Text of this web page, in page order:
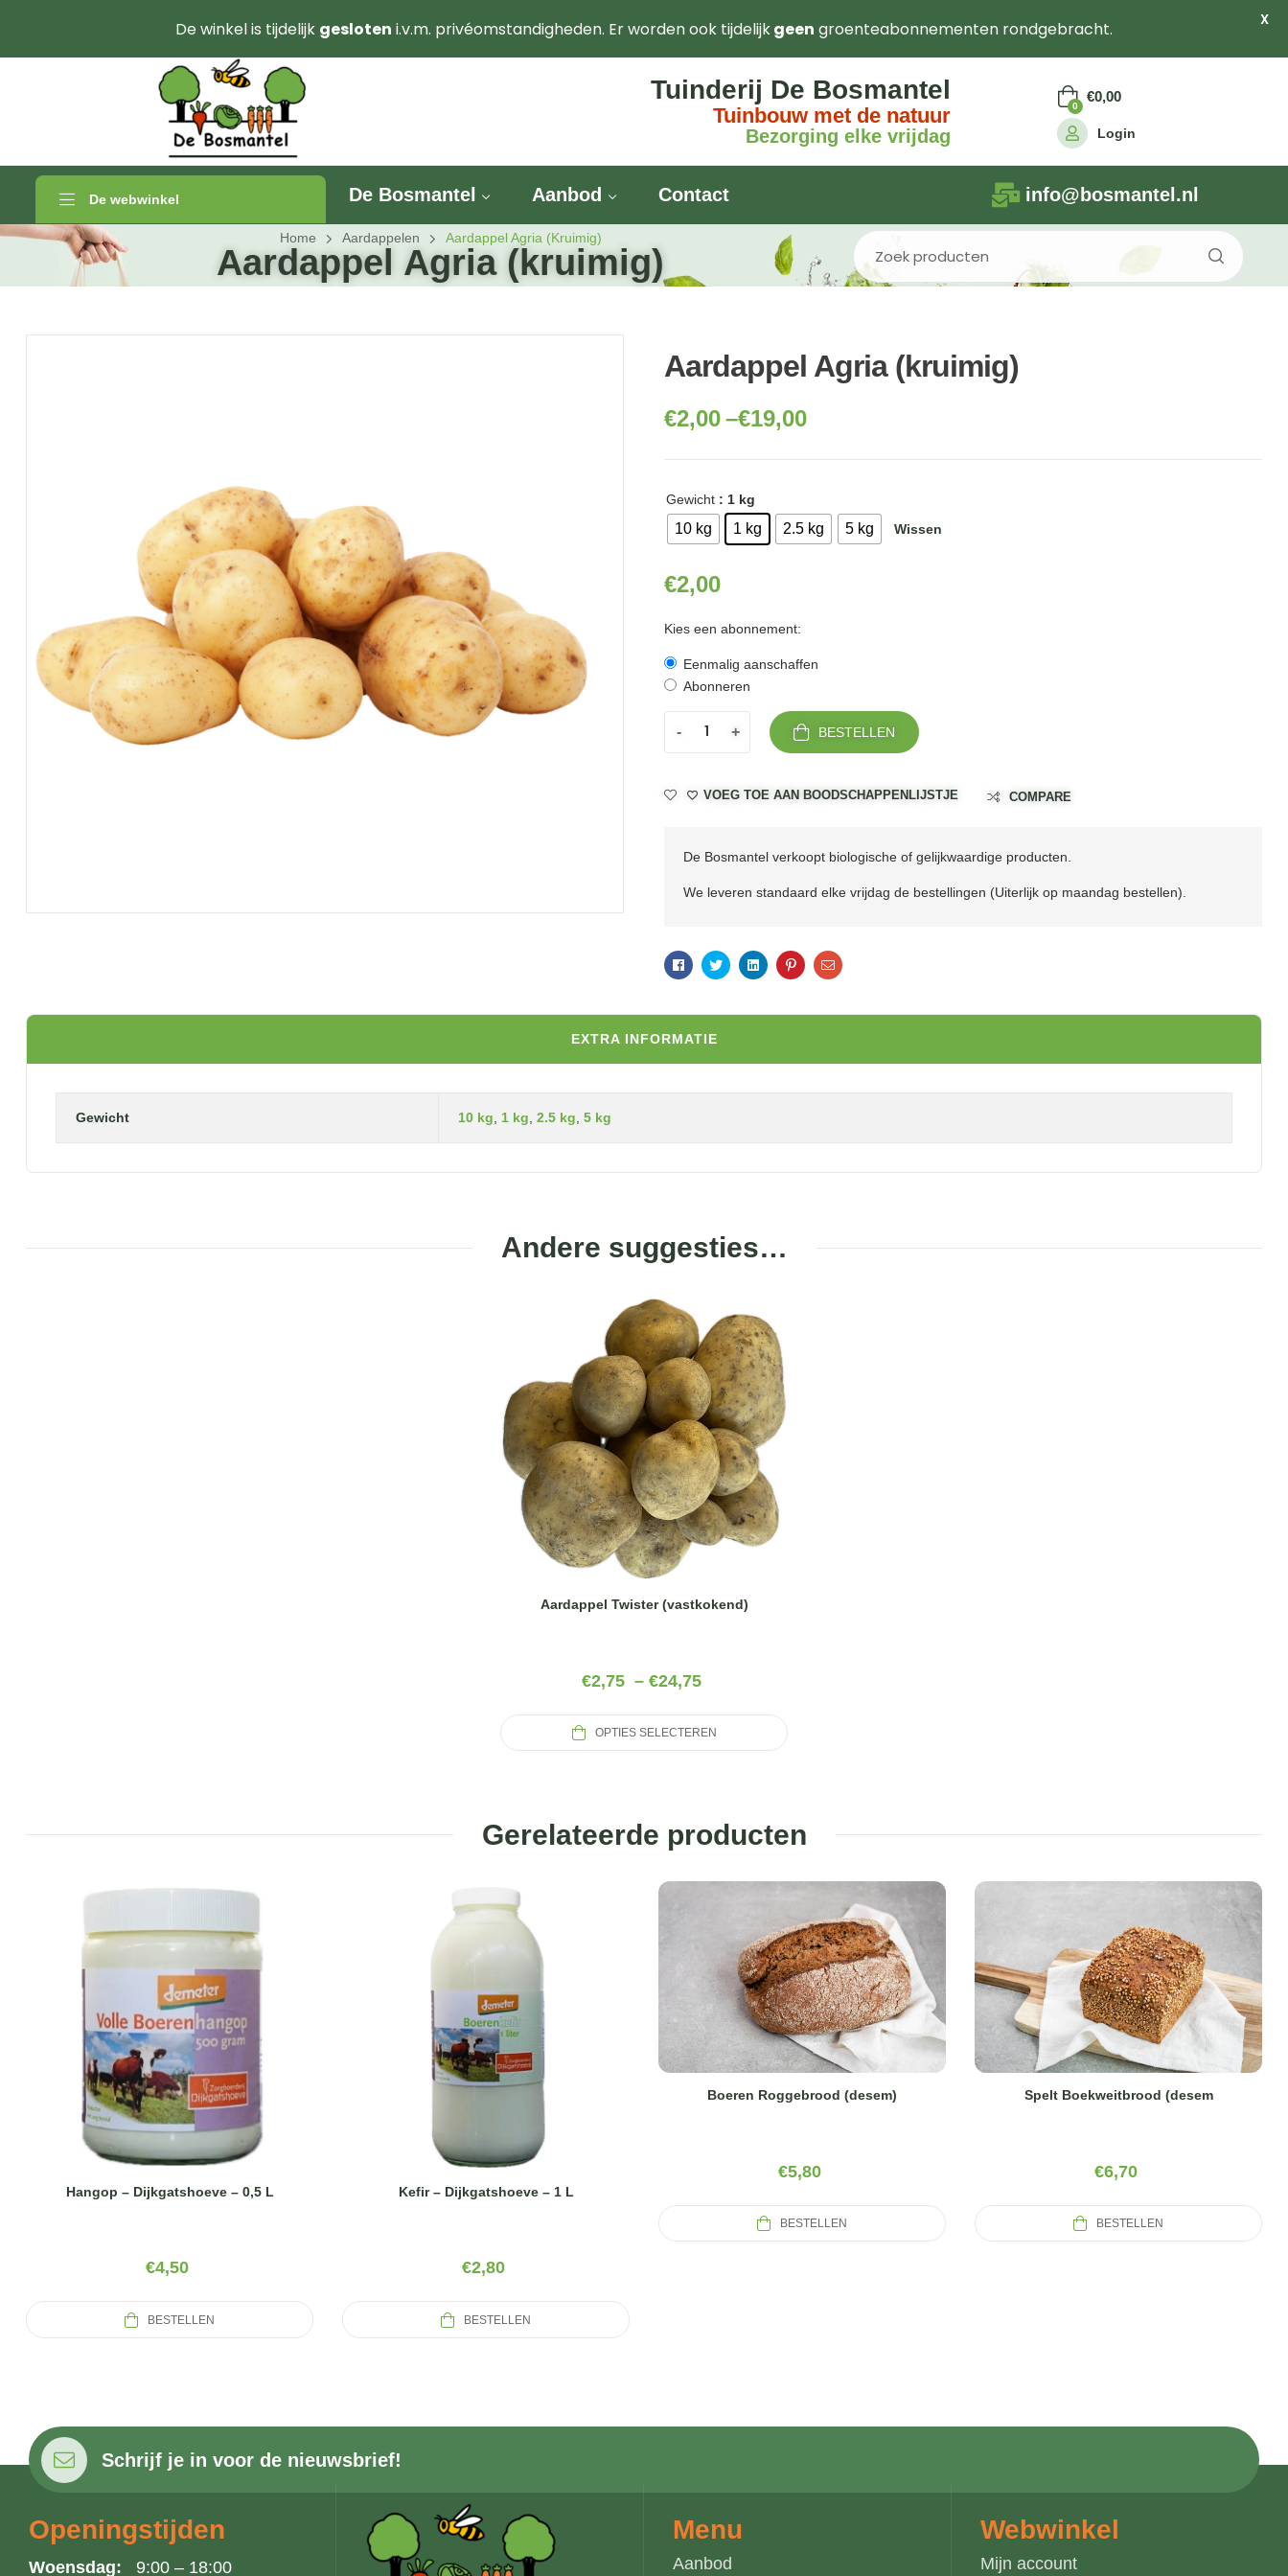
Tuinderij De Bosmantel
Tuinbouw met de natuur
Bezorging elke vrijdag
0
€0,00
Login
De webwinkel De Bosmantel Aanbod Contact info@bosmantel.nl
Home Aardappelen Aardappel Agria (kruimig)
Aardappel Agria (kruimig)
Aardappel Agria (kruimig)
€2,00–€19,00
Gewicht : 1 kg
10 kg 1 kg 2.5 kg 5 kg Wissen
€2,00
Kies een abonnement:
Eenmalig aanschaffen
Abonneren
- + BESTELLEN
VOEG TOE AAN BOODSCHAPPENLIJSTJE COMPARE
De Bosmantel verkoopt biologische of gelijkwaardige producten.
We leveren standaard elke vrijdag de bestellingen (Uiterlijk op maandag bestellen).
Facebook
TwitterLinkedinPinterestEmail
EXTRA INFORMATIE
Gewicht 10 kg, 1 kg, 2.5 kg, 5 kg
Andere suggesties…
Aardappel Twister (vastkokend)
€2,75 – €24,75
OPTIES SELECTEREN
Gerelateerde producten
Hangop – Dijkgatshoeve – 0,5 L
€4,50
BESTELLEN
Kefir – Dijkgatshoeve – 1 L
€2,80
BESTELLEN
Boeren Roggebrood (desem)
€5,80
BESTELLEN
Spelt Boekweitbrood (desem
€6,70
BESTELLEN
Schrijf je in voor de nieuwsbrief!
Openingstijden
Woensdag: 9:00 – 18:00
Menu
Aanbod
Webwinkel
Mijn account
De winkel is tijdelijk gesloten i.v.m. privéomstandigheden. Er worden ook tijdelijkgeen groenteabonnementen rondgebracht. X